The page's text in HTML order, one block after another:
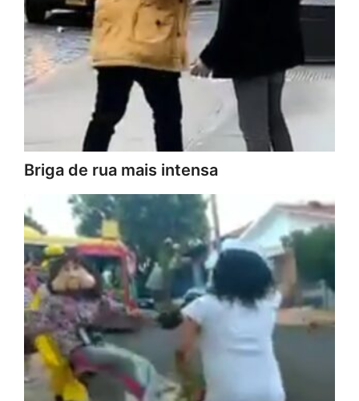
Briga de rua mais intensa